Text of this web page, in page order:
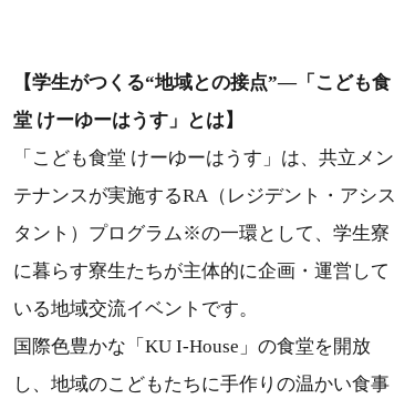
【学生がつくる“地域との接点”—「こども食
堂 けーゆーはうす」とは】
「こども食堂 けーゆーはうす」は、共立メン
テナンスが実施するRA（レジデント・アシス
タント）プログラム※の一環として、学生寮
に暮らす寮生たちが主体的に企画・運営して
いる地域交流イベントです。
国際色豊かな「KU I-House」の食堂を開放
し、地域のこどもたちに手作りの温かい食事